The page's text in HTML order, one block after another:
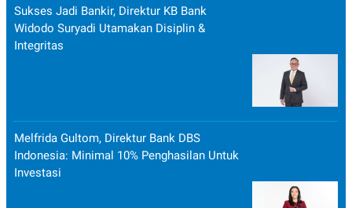
Sukses Jadi Bankir, Direktur KB Bank
Widodo Suryadi Utamakan Disiplin &
Integritas
Melfrida Gultom, Direktur Bank DBS
Indonesia: Minimal 10% Penghasilan Untuk
Investasi